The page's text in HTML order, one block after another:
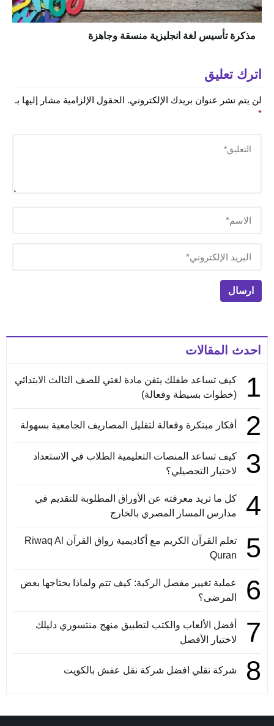
مذكرة تأسيس لغة انجليزية منسقة وجاهزة
اترك تعليق
لن يتم نشر عنوان بريدك الإلكتروني. الحقول الإلزامية مشار إليها بـ
*
احدث المقالات
1
كيف تساعد طفلك يتقن مادة لغتي للصف الثالث الابتدائي
(خطوات بسيطة وفعالة)
2 أفكار مبتكرة وفعالة لتقليل المصاريف الجامعية بسهولة
3
كيف تساعد المنصات التعليمية الطلاب في الاستعداد
لاختبار التحصيلي؟
4
كل ما تريد معرفته عن الأوراق المطلوبة للتقديم في
مدارس المسار المصري بالخارج
5
تعلم القرآن الكريم مع أكاديمية رواق القرآن Riwaq Al
Quran
6
عملية تغيير مفصل الركبة: كيف تتم ولماذا يحتاجها بعض
المرضى؟
7
أفضل الألعاب والكتب لتطبيق منهج منتسوري دليلك
لاختيار الأفضل
8 شركة نقلي افضل شركة نقل عفش بالكويت